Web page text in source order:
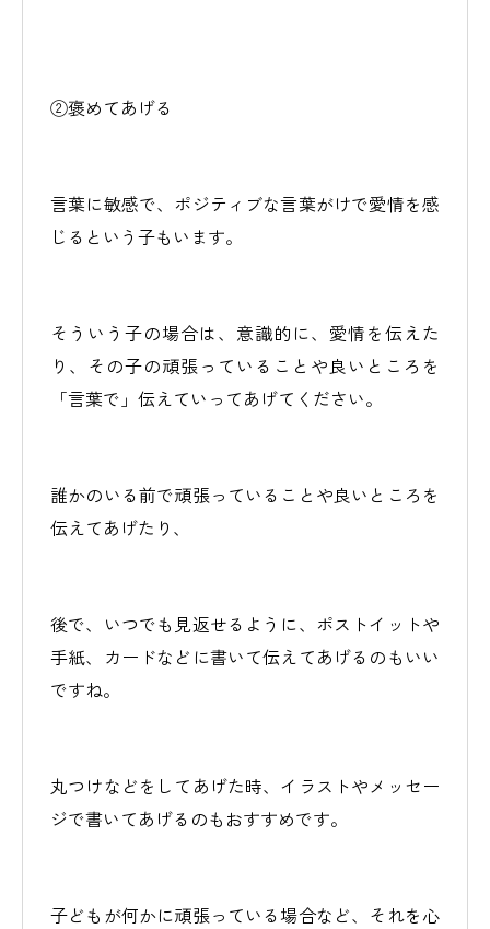
②褒めてあげる
言葉に敏感で、ポジティブな言葉がけで愛情を感
じるという子もいます。
そういう子の場合は、意識的に、愛情を伝えた
り、その子の頑張っていることや良いところを
「言葉で」伝えていってあげてください。
誰かのいる前で頑張っていることや良いところを
伝えてあげたり、
後で、いつでも見返せるように、ポストイットや
手紙、カードなどに書いて伝えてあげるのもいい
ですね。
丸つけなどをしてあげた時、イラストやメッセー
ジで書いてあげるのもおすすめです。
子どもが何かに頑張っている場合など、それを心